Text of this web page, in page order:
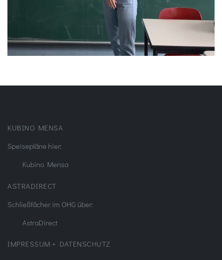
KUBINO MENSA
Speisepläne hier:
Kubino Mensa
ASTRADIRECT
Schließfächer im OHG über:
AstraDirect
IMPRESSUM + DATENSCHUTZ